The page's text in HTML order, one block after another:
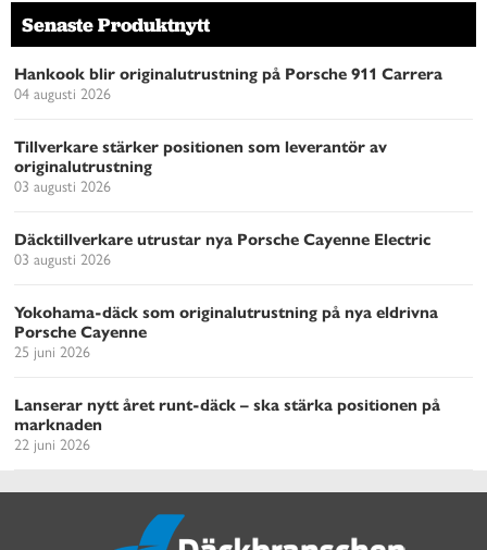
Senaste Produktnytt
Hankook blir originalutrustning på Porsche 911 Carrera
04 augusti 2026
Tillverkare stärker positionen som leverantör av
originalutrustning
03 augusti 2026
Däcktillverkare utrustar nya Porsche Cayenne Electric
03 augusti 2026
Yokohama-däck som originalutrustning på nya eldrivna
Porsche Cayenne
25 juni 2026
Lanserar nytt året runt-däck – ska stärka positionen på
marknaden
22 juni 2026